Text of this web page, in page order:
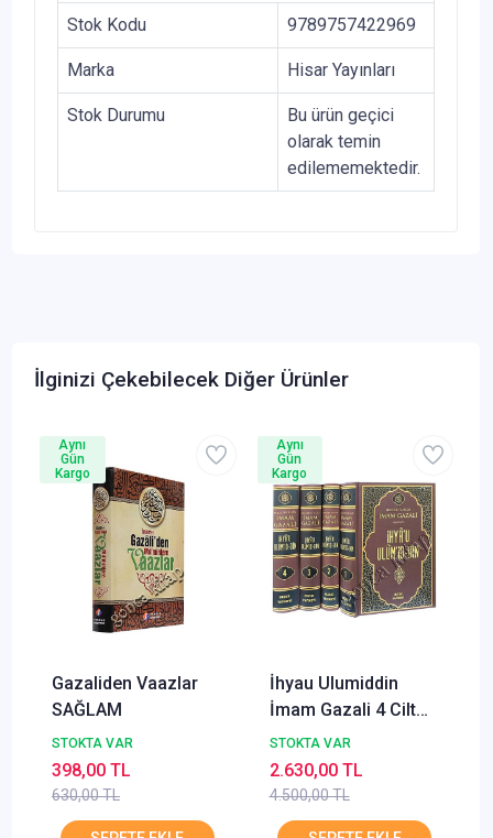
Stok Kodu 9789757422969
Marka Hisar Yayınları
Stok Durumu
Bu ürün geçici
olarak temin
edilememektedir.
İlginizi Çekebilecek Diğer Ürünler
Gazaliden Vaazlar
SAĞLAM
STOKTA VAR
630,00 TL
398,00 TL
Aynı
Gün
Kargo
İhyau Ulumiddin
İmam Gazali 4 Cilt
Set HUZUR
STOKTA VAR
4.500,00 TL
2.630,00 TL
Aynı
Gün
Kargo